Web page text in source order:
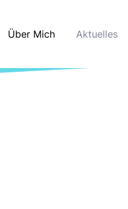
Über Mich Aktuelles